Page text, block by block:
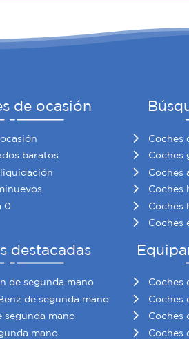
de ocasión
baratos
0
Coches
Coches
Coches
Coches
Coches
Coches
destacadas
de segunda mano
de segunda mano
segunda mano
mano
Coches
Coches
Coches
Coches